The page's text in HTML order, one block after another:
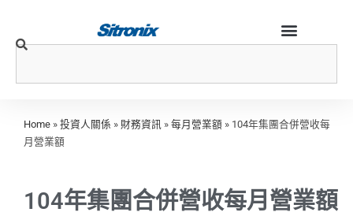
Home » 投資人關係 » 財務資訊 » 每月營業額 » 104年集團合併營收每
月營業額
104年集團合併營收每月營業額